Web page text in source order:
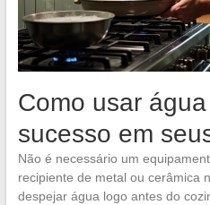
Como usar
sucesso em
Não é necessário um
recipiente de metal ou cerâmica
despejar água logo antes do